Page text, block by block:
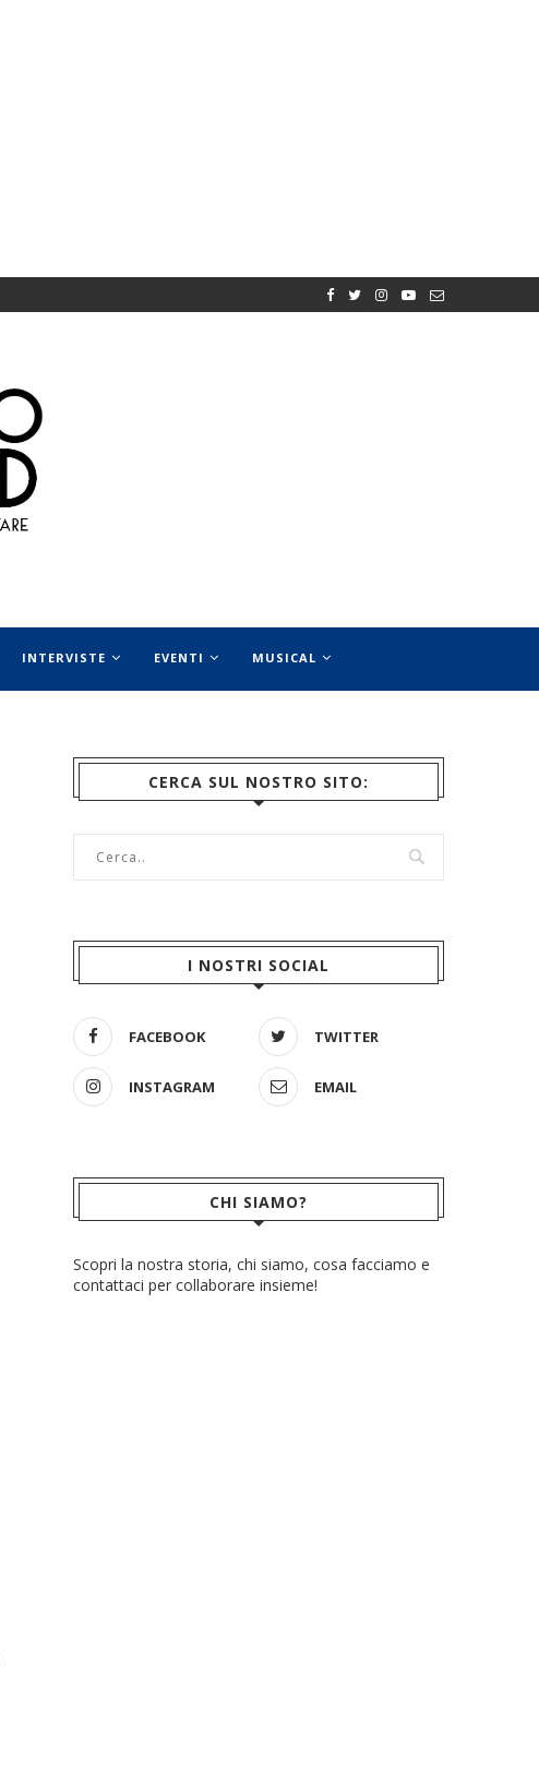
INTERVISTE EVENTI MUSICAL
CERCA SUL NOSTRO SITO:
I NOSTRI SOCIAL
FACEBOOK TWITTER
INSTAGRAM EMAIL
CHI SIAMO?
Scopri la nostra storia, chi siamo, cosa facciamo e
contattaci per collaborare insieme!